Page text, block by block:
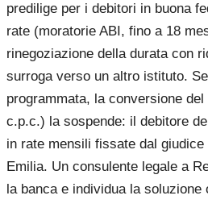
predilige per i debitori in buona
rate (moratorie ABI, fino a 18
rinegoziazione della durata con
surroga verso un altro istituto.
programmata, la conversione
c.p.c.) la sospende: il debitore
in rate mensili fissate dal giudice
Emilia. Un consulente legale a
la banca e individua la soluzione